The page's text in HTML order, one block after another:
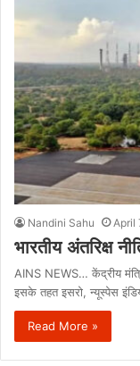
Nandini Sahu April
भारतीय अंतरिक्ष
AINS NEWS… केंद्रीय
इसके तहत इसरो, न्यूस्पेस
Read More »